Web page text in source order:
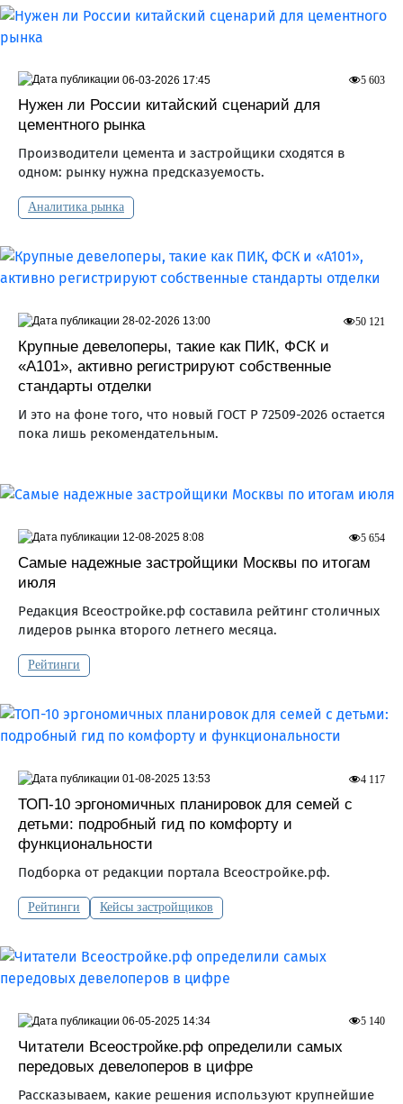
Нужен ли России китайский сценарий для
цементного рынка
Производители цемента и застройщики сходятся в
одном: рынку нужна предсказуемость.
Аналитика рынка
5 603
06-03-2026 17:45
Крупные девелоперы, такие как ПИК, ФСК и
«А101», активно регистрируют собственные
стандарты отделки
И это на фоне того, что новый ГОСТ Р 72509-2026 остается
пока лишь рекомендательным.
50 121
28-02-2026 13:00
Самые надежные застройщики Москвы по итогам
июля
Редакция Всеостройке.рф составила рейтинг столичных
лидеров рынка второго летнего месяца.
Рейтинги
5 654
12-08-2025 8:08
ТОП-10 эргономичных планировок для семей с
детьми: подробный гид по комфорту и
функциональности
Подборка от редакции портала Всеостройке.рф.
Рейтинги Кейсы застройщиков
4 117
01-08-2025 13:53
Читатели Всеостройке.рф определили самых
передовых девелоперов в цифре
Рассказываем, какие решения используют крупнейшие
5 140
06-05-2025 14:34